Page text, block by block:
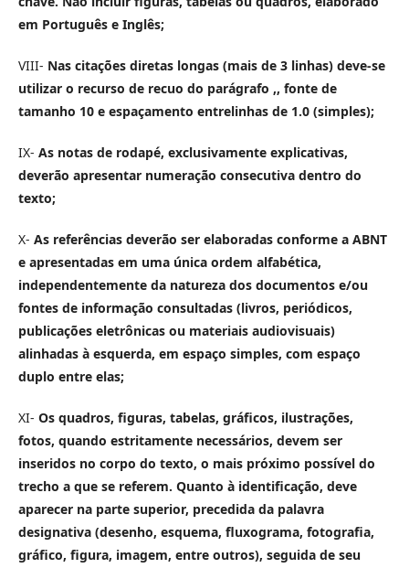
em Português e Inglês;
VIII- Nas citações diretas longas (mais de 3 linhas) deve-se
utilizar o recurso de recuo do parágrafo ,, fonte de
tamanho 10 e espaçamento entrelinhas de 1.0 (simples);
IX- As notas de rodapé, exclusivamente explicativas,
deverão apresentar numeração consecutiva dentro do
texto;
X- As referências deverão ser elaboradas conforme a ABNT
e apresentadas em uma única ordem alfabética,
independentemente da natureza dos documentos e/ou
fontes de informação consultadas (livros, periódicos,
publicações eletrônicas ou materiais audiovisuais)
alinhadas à esquerda, em espaço simples, com espaço
duplo entre elas;
XI- Os quadros, figuras, tabelas, gráficos, ilustrações,
fotos, quando estritamente necessários, devem ser
inseridos no corpo do texto, o mais próximo possível do
trecho a que se referem. Quanto à identificação, deve
aparecer na parte superior, precedida da palavra
designativa (desenho, esquema, fluxograma, fotografia,
gráfico, figura, imagem, entre outros), seguida de seu